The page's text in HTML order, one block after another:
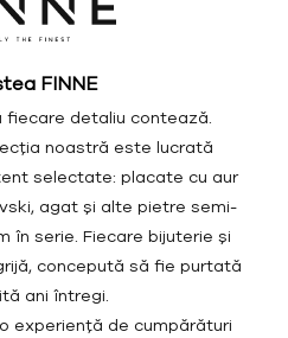
FINNE
fiecare detaliu contează.
noastră este lucrată
selectate: placate cu aur
agat și alte pietre semi-
în serie. Fiecare bijuterie și
concepută să fie purtată
ani întregi.
experiență de cumpărături